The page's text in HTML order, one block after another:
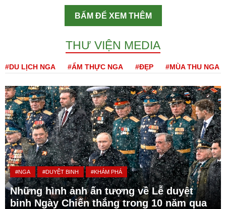
BẤM ĐỂ XEM THÊM
THƯ VIỆN MEDIA
#DU LỊCH NGA #ẨM THỰC NGA #ĐẸP #MÙA THU NGA
#NGA #DUYỆT BINH #KHÁM PHÁ
Những hình ảnh ấn tượng về Lễ duyệt
binh Ngày Chiến thắng trong 10 năm qua